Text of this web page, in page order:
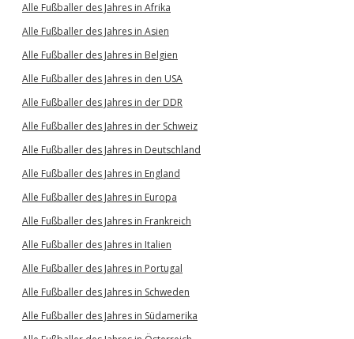
Alle Fußballer des Jahres in Afrika
Alle Fußballer des Jahres in Asien
Alle Fußballer des Jahres in Belgien
Alle Fußballer des Jahres in den USA
Alle Fußballer des Jahres in der DDR
Alle Fußballer des Jahres in der Schweiz
Alle Fußballer des Jahres in Deutschland
Alle Fußballer des Jahres in England
Alle Fußballer des Jahres in Europa
Alle Fußballer des Jahres in Frankreich
Alle Fußballer des Jahres in Italien
Alle Fußballer des Jahres in Portugal
Alle Fußballer des Jahres in Schweden
Alle Fußballer des Jahres in Südamerika